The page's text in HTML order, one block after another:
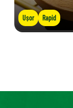
Ușor Rapid